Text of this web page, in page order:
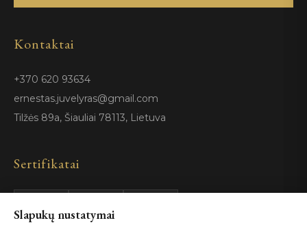
Kontaktai
+370 620 93634
ernestas.juvelyras@gmail.com
Tilžės 89a, Šiauliai 78113, Lietuva
Sertifikatai
GIA
Certified
ISO 9001
Slapukų nustatymai